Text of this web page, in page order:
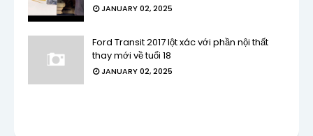
JANUARY 02, 2025
Ford Transit 2017 lột xác với phần nội thất
thay mới về tuổi 18
JANUARY 02, 2025